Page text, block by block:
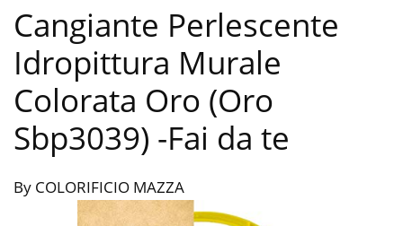
Cangiante Perlescente
Idropittura Murale
Colorata Oro (Oro
Sbp3039) -Fai da te
By COLORIFICIO MAZZA